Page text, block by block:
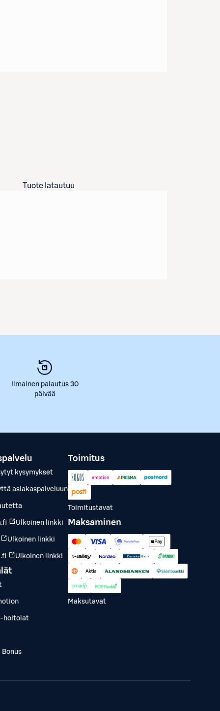
Tuote latautuu
Ilmainen palautus 30
päivää
kysymykset
asiakaspalveluun
Ulkoinen linkki
Ulkoinen linkki
Ulkoinen linkki
-hoitolat
Toimitus
Toimitustavat
Maksaminen
Maksutavat